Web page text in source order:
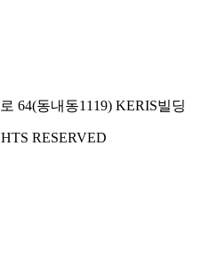
64(동내동1119) KERIS빌딩
RESERVED